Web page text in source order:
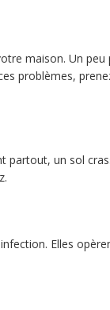
maison. Un peu
problèmes,
partout, un sol
Elles